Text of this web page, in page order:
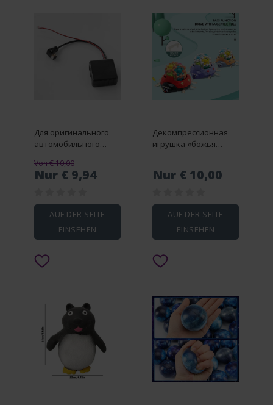
Для оригинального
автомобильного
беспроводного
Bluetooth-приемника,
адаптера AUX
Von € 10,00
Nur € 9,94
AUF DER SEITE
EINSEHEN
Декомпрессионная
игрушка «божья
кончик пальца,
ручной, с черной
технологией, игрушка
для декомпрессии
красного цвета
Nur € 10,00
AUF DER SEITE
EINSEHEN